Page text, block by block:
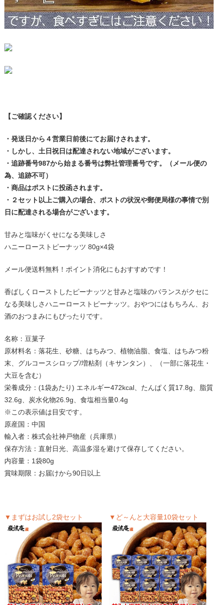
【ご確認ください】
・発送日から４営業日前後にてお届けされます。
・しかし、土日祝日は配達されない地域がございます。
・追跡番号987から始まる番号は弊社管理番号です。（メール便の
為、追跡不可）
・商品はポストに投函されます。
・２セット以上ご購入の場合、ポストの状況や郵便局様の事情で別
日に配達される場合がございます。
甘みと塩味がくせになる美味しさ
ハニーローストピーナッツ 80g×4袋
メール便送料無料！ポイント消化にもおすすめです！
香ばしくローストしたピーナッツと甘みと塩味のバランスがクセに
なる美味しさハニーローストピーナッツ。おやつにはもちろん、お
酒のおつまみにもぴったりです。
名称：豆菓子
原材料名：落花生、砂糖、はちみつ、植物油脂、食塩、はちみつ粉
末、グルコースシロップ/増粘剤（キサンタン）、（一部に落花生・
大豆を含む）
栄養成分：(1袋あたり) エネルギー472kcal、たんぱく質17.8g、脂質
32.6g、炭水化物26.9g、食塩相当量0.4g
※この表示値は目安です。
原産国：中国
輸入者：株式会社神戸物産（兵庫県）
保存方法：直射日光、高温多湿を避けて保存してください。
内容量：1袋80g
賞味期限：お届けから90日以上
▼まずはお試し2袋セット ▼ど～んと大容量10袋セット